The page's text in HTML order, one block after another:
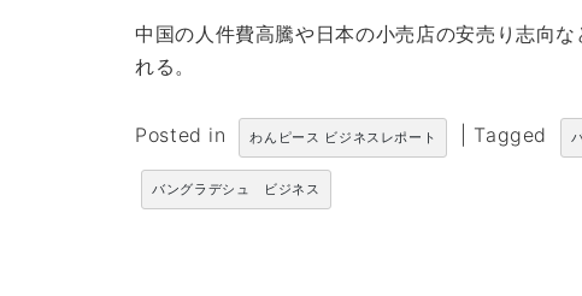
中国の人件費高騰や日本の小売店の安売り志向
れる。
Posted in わんピース ビジネスレポート Tagged
バングラデシュ ビジネス